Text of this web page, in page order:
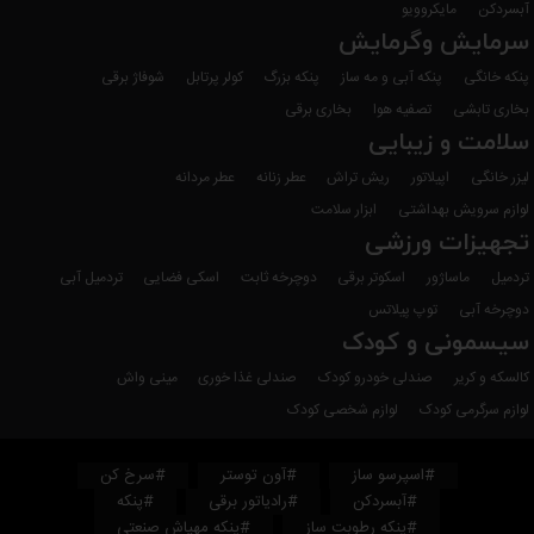
آبسردکن
مایکروویو
سرمایش وگرمایش
پنکه خانگی پنکه آبی و مه ساز پنکه بزرگ کولر پرتابل
شوفاژ برقی
بخاری تابشی
تصفیه هوا بخاری برقی
سلامت و زیبایی
لیزر خانگی اپیلاتور ریش تراش عطر زنانه
عطر مردانه
لوازم سرویش بهداشتی
ابزار سلامت
تجهیزات ورزشی
تردمیل ماساژور اسکوتر برقی دوچرخه ثابت اسکی فضایی
تردمیل آبی
دوچرخه آبی
توپ پیلاتس
سیسمونی و کودک
کالسکه و کریر صندلی خودرو کودک صندلی غذا خوری
مینی واش
لوازم سرگرمی کودک
لوازم شخصی کودک
#اسپرسو ساز #آون توستر
#سرخ کن
#آبسردکن
#رادیاتور برقی
#پنکه
#پنکه رطوبت ساز
#پنکه مهپاش صنعتی